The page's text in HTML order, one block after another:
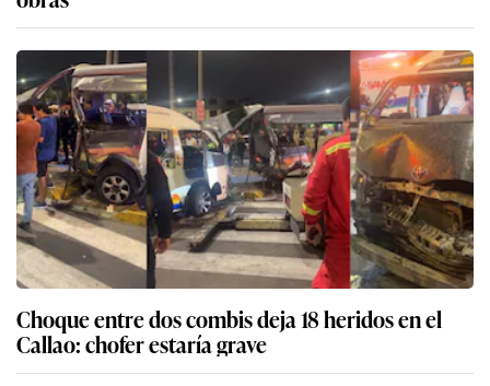
Choque entre dos combis deja 18 heridos en el
Callao: chofer estaría grave